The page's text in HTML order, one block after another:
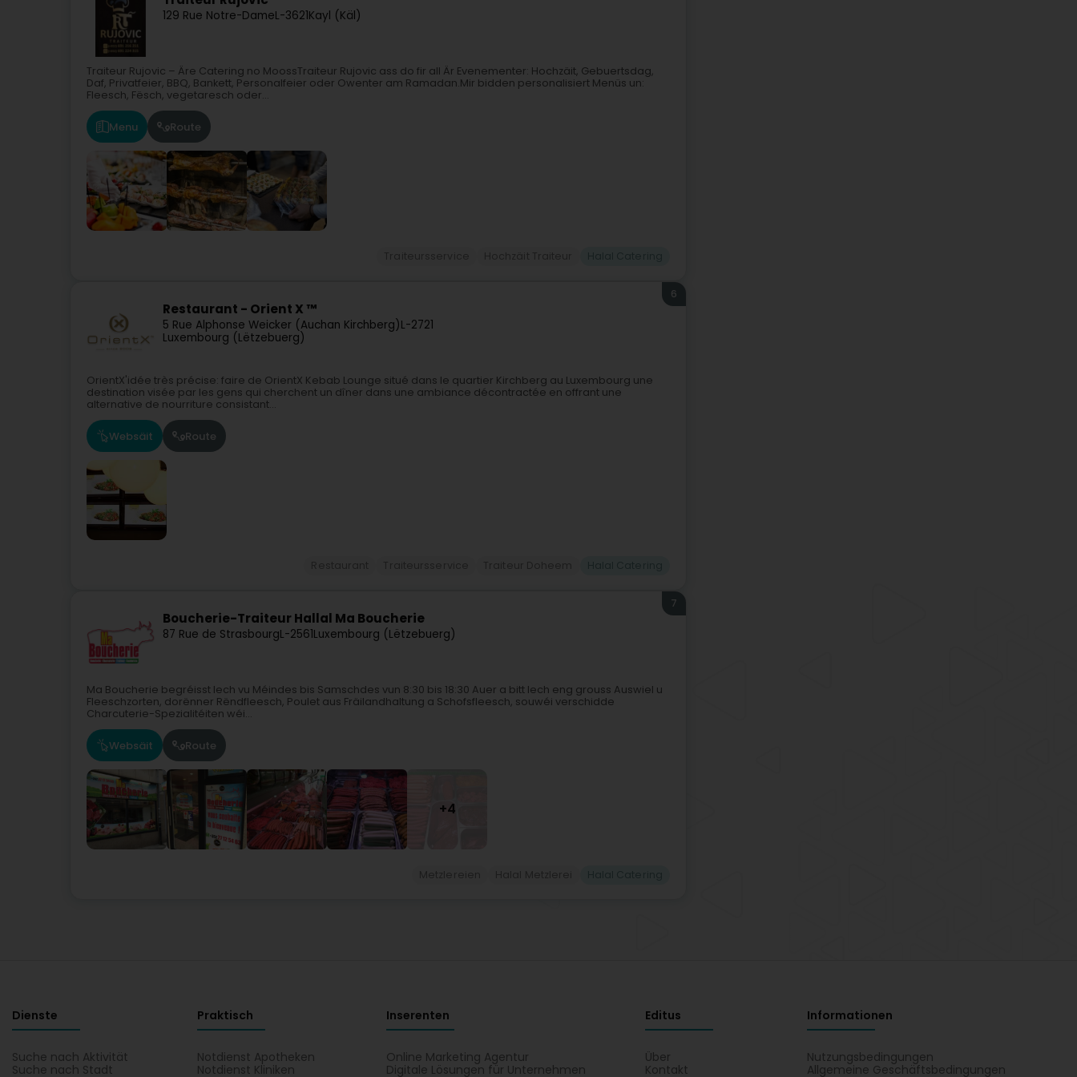
129 Rue Notre-DameL-3621Kayl (Käl)
Traiteur Rujovic – Äre Catering no MoossTraiteur Rujovic ass do fir all Är Evenementer: Hochzäit, Gebuertsdag,
Daf, Privatfeier, BBQ, Bankett, Personalfeier oder Owenter am Ramadan.Mir bidden personalisiert Menüs un:
Fleesch, Fësch, vegetaresch oder...
Menu Route
Restaurant - Orient X ™
5 Rue Alphonse Weicker (Auchan Kirchberg)L-2721
Luxembourg (Lëtzebuerg)
6
OrientX'idée très précise: faire de OrientX Kebab Lounge situé dans le quartier Kirchberg au Luxembourg une
destination visée par les gens qui cherchent un dîner dans une ambiance décontractée en offrant une
alternative de nourriture consistant...
Websäit Route
Boucherie-Traiteur Hallal Ma Boucherie
87 Rue de StrasbourgL-2561Luxembourg (Lëtzebuerg)
7
Ma Boucherie begréisst Iech vu Méindes bis Samschdes vun 8:30 bis 18:30 Auer a bitt Iech eng grouss Auswiel u
Fleeschzorten, dorënner Rëndfleesch, Poulet aus Fräilandhaltung a Schofsfleesch, souwéi verschidde
Charcuterie-Spezialitéiten wéi...
Websäit Route
+4
Dienste
Suche nach Aktivität
Suche nach Stadt
Praktisch
Notdienst Apotheken
Notdienst Kliniken
Inserenten
Online Marketing Agentur
Digitale Lösungen für Unternehmen
Editus
Über
Kontakt
Informationen
Nutzungsbedingungen
Allgemeine Geschäftsbedingungen